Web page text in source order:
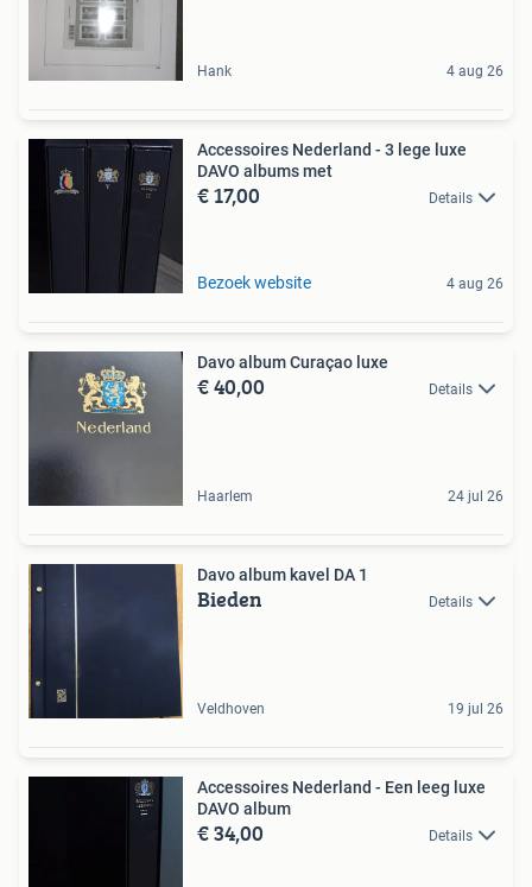
Hank 4 aug 26
Accessoires Nederland - 3 lege luxe
DAVO albums met
€ 17,00 Details
Bezoek website 4 aug 26
Davo album Curaçao luxe
€ 40,00 Details
Haarlem 24 jul 26
Davo album kavel DA 1
Bieden Details
Veldhoven 19 jul 26
Accessoires Nederland - Een leeg luxe
DAVO album
€ 34,00 Details